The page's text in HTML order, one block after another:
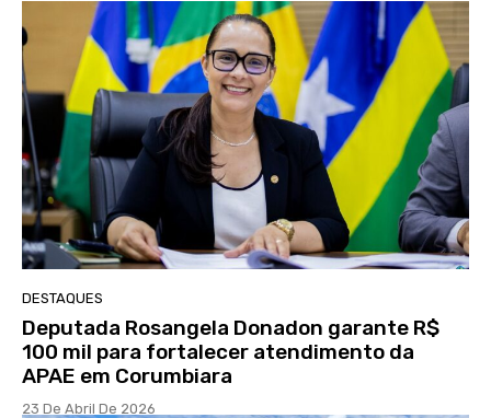
DESTAQUES
Deputada Rosangela Donadon garante R$
100 mil para fortalecer atendimento da
APAE em Corumbiara
23 De Abril De 2026